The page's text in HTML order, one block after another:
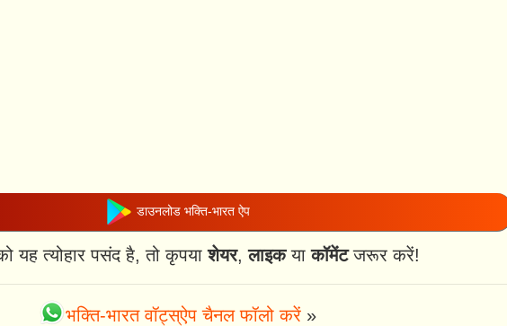
डाउनलोड भक्ति-भारत ऐप
यह त्योहार पसंद है, तो कृपयाशेयर,लाइकयाकॉमेंटजरूर करें!
भक्ति-भारत वॉट्स्ऐप चैनल फॉलो करें »